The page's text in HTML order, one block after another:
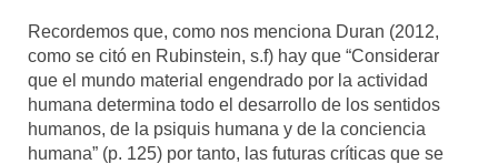
Recordemos que, como nos menciona Duran (2012,
como se citó en Rubinstein, s.f) hay que “Considerar
que el mundo material engendrado por la actividad
humana determina todo el desarrollo de los sentidos
humanos, de la psiquis humana y de la conciencia
humana” (p. 125) por tanto, las futuras críticas que se